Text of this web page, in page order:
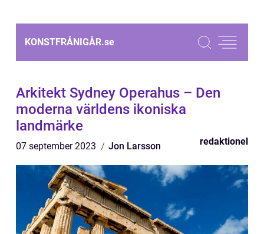
KONSTFRÅNIGÅR.se
Arkitekt Sydney Operahus – Den
moderna världens ikoniska
landmärke
07 september 2023 Jon Larsson redaktionel